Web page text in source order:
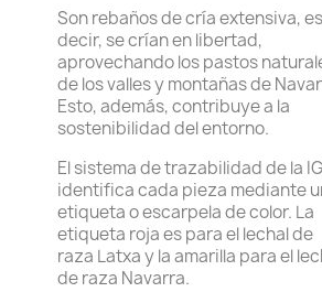
Son rebaños de cría extensiva, es
decir, se crían en libertad,
aprovechando los pastos
de los valles y montañas de
Esto, además, contribuye a la
sostenibilidad del entorno.
El sistema de trazabilidad de la
identifica cada pieza mediante
etiqueta o escarpela de color. La
etiqueta roja es para el lechal de
raza Latxa y la amarilla para el
de raza Navarra.